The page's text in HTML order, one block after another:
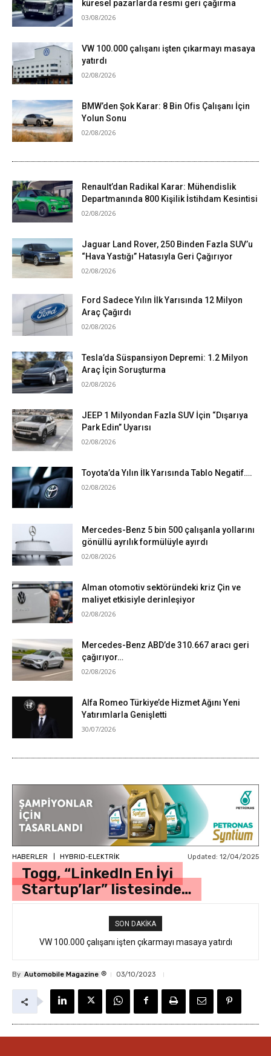
küresel pazarlarda resmi geri çağırma
03/08/2026
VW 100.000 çalışanı işten çıkarmayı masaya
yatırdı
02/08/2026
BMW’den Şok Karar: 8 Bin Ofis Çalışanı İçin
Yolun Sonu
02/08/2026
Renault’dan Radikal Karar: Mühendislik
Departmanında 800 Kişilik İstihdam Kesintisi
02/08/2026
Jaguar Land Rover, 250 Binden Fazla SUV’u
“Hava Yastığı” Hatasıyla Geri Çağırıyor
02/08/2026
Ford Sadece Yılın İlk Yarısında 12 Milyon
Araç Çağırdı
02/08/2026
Tesla’da Süspansiyon Depremi: 1.2 Milyon
Araç İçin Soruşturma
02/08/2026
JEEP 1 Milyondan Fazla SUV İçin “Dışarıya
Park Edin” Uyarısı
02/08/2026
Toyota’da Yılın İlk Yarısında Tablo Negatif….
02/08/2026
Mercedes-Benz 5 bin 500 çalışanla yollarını
gönüllü ayrılık formülüyle ayırdı
02/08/2026
Alman otomotiv sektöründeki kriz Çin ve
maliyet etkisiyle derinleşiyor
02/08/2026
Mercedes-Benz ABD’de 310.667 aracı geri
çağırıyor…
02/08/2026
Alfa Romeo Türkiye’de Hizmet Ağını Yeni
Yatırımlarla Genişletti
30/07/2026